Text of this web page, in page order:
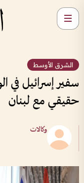
الشرق الأوسط
سفير إسرائيل في
حقيقي مع لبنان
وكالات